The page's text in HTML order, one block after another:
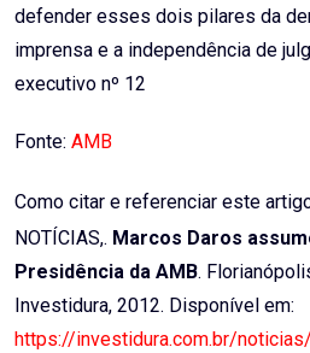
defender esses dois pilares da
imprensa e a independência de
executivo nº 12
Fonte: AMB
Como citar e referenciar este
NOTÍCIAS,. Marcos Daros
Presidência da AMB.
Investidura, 2012. Disponível em:
https://investidura.com.br/